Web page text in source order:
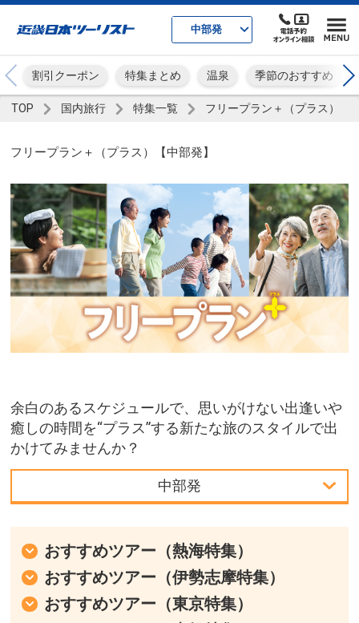
中部発
割引クーポン 特集まとめ 温泉 季節のおすすめ
TOP 国内旅行 特集一覧 フリープラン＋（プラス）
フリープラン＋（プラス）【中部発】
余白のあるスケジュールで、思いがけない出逢いや
癒しの時間を“プラス”する新たな旅のスタイルで出
かけてみませんか？
中部発
中部発
おすすめツアー（熱海特集）
おすすめツアー（伊勢志摩特集）
おすすめツアー（東京特集）